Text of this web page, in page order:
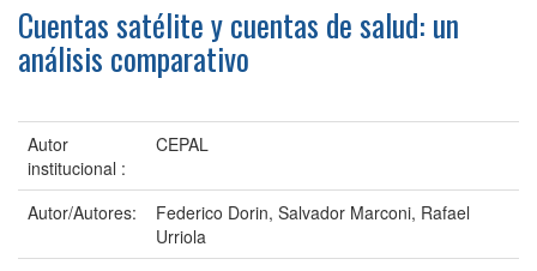
Cuentas satélite y cuentas de salud: un
análisis comparativo
Autor
institucional :
CEPAL
Autor/Autores:
Federico Dorin, Salvador Marconi, Rafael
Urriola